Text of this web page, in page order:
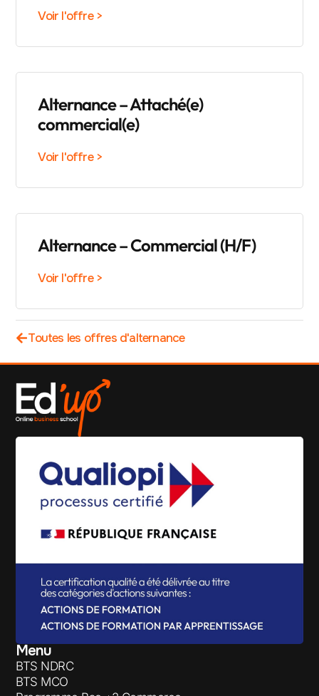
Voir l'offre >
Alternance – Attaché(e)
commercial(e)
Voir l'offre >
Alternance – Commercial (H/F)
Voir l'offre >
Toutes les offres d'alternance
Menu
BTS NDRC
BTS MCO